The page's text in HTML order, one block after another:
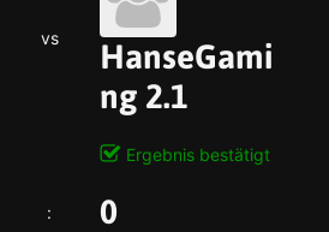
vs
HanseGami
ng 2.1
Ergebnis bestätigt
: 0